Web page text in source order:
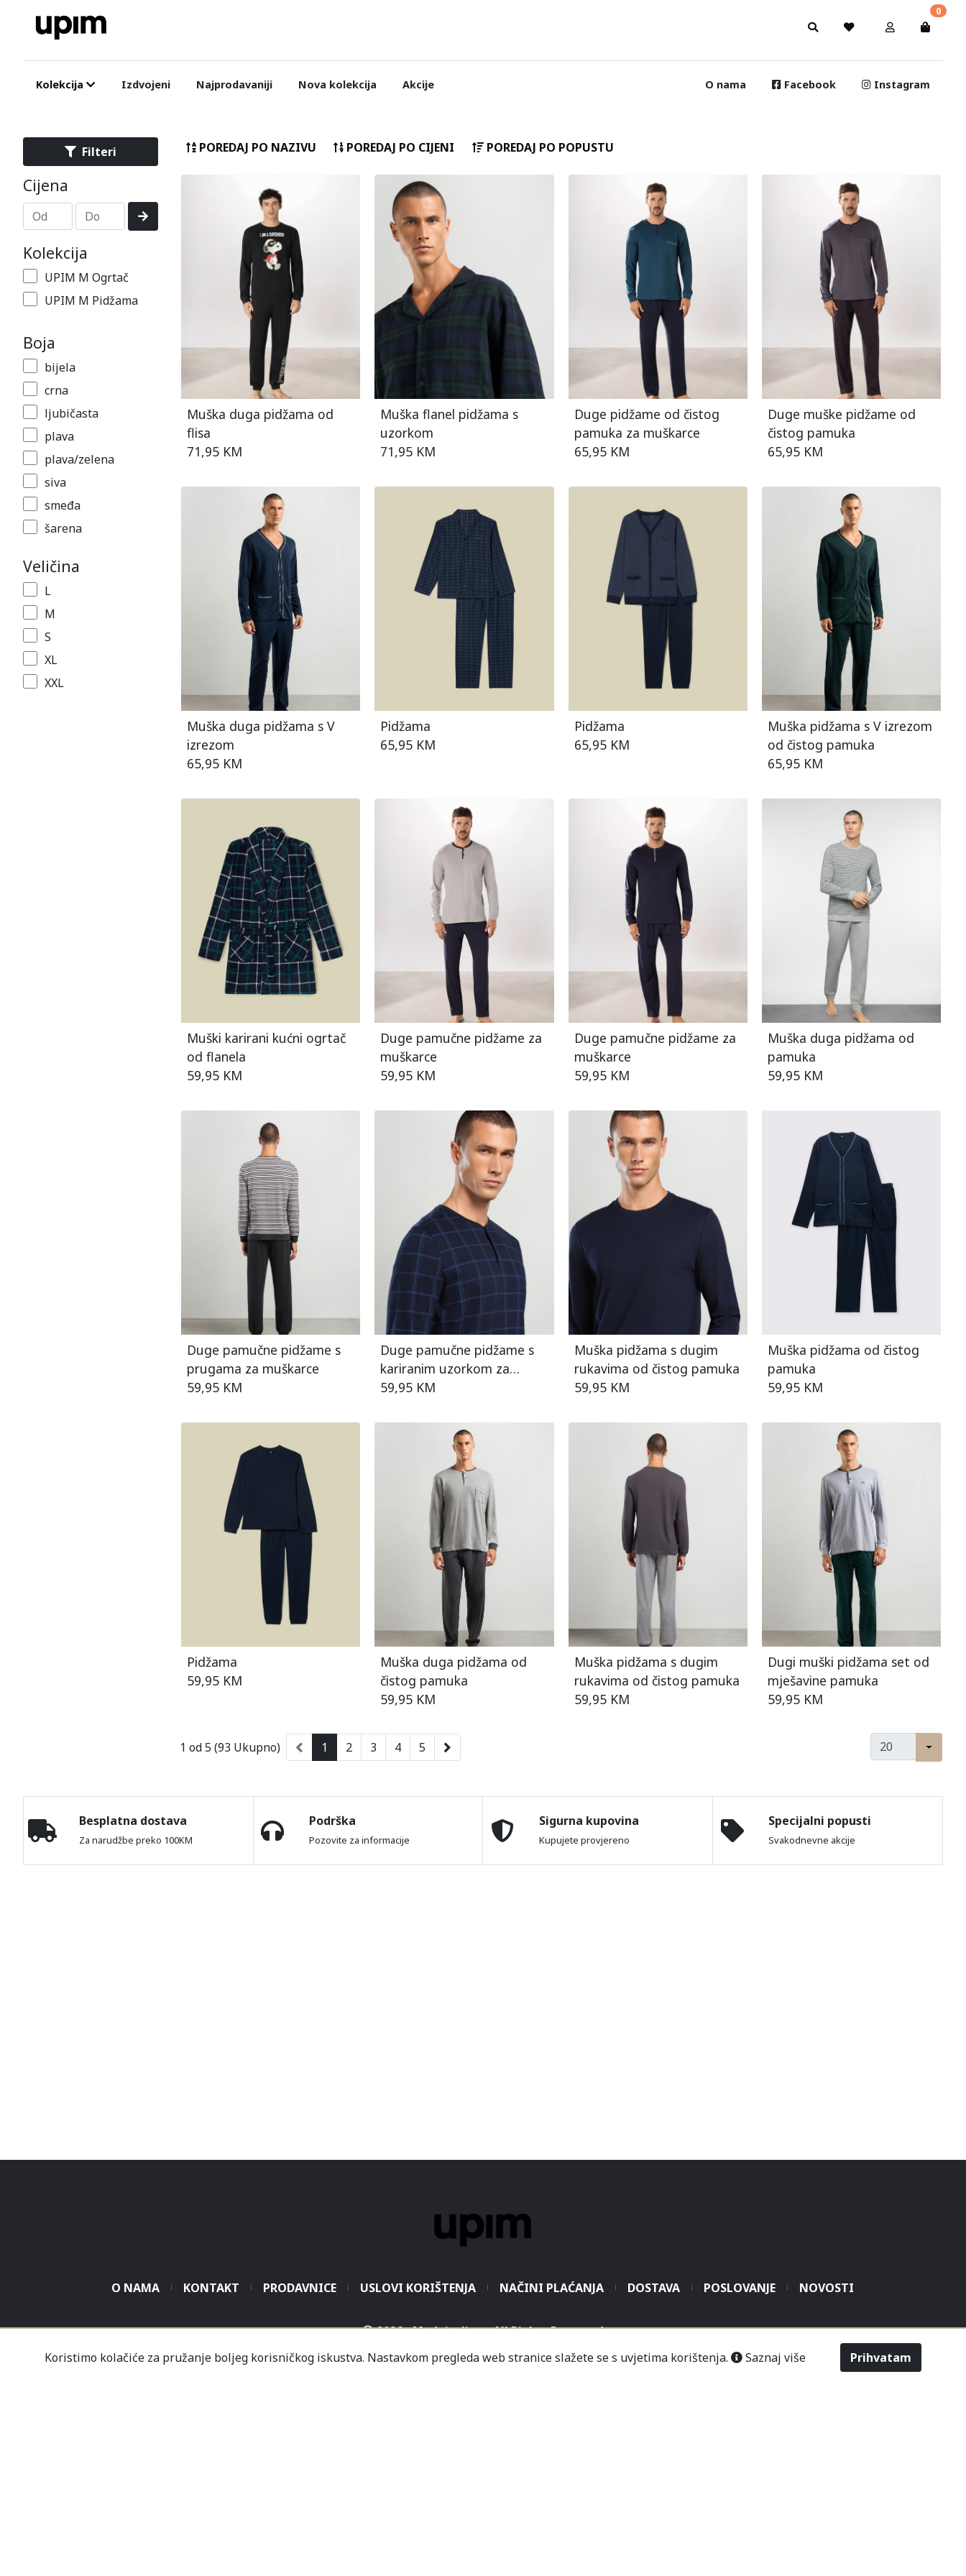
Koristimo kolačiće za pružanje boljeg korisničkog iskustva. Nastavkom pregleda web stranice slažete se s uvjetima korištenja. Saznaj više Prihvatam
0
Kolekcija Izdvojeni Najprodavaniji Nova kolekcija Akcije O nama Facebook Instagram
Filteri
Cijena
Kolekcija
UPIM M Ogrtač
UPIM M Pidžama
Boja
bijela
crna
ljubičasta
plava
plava/zelena
siva
smeđa
šarena
Veličina
L
M
S
XL
XXL
POREDAJ PO NAZIVU POREDAJ PO CIJENI POREDAJ PO POPUSTU
Muška duga pidžama od
flisa
71,95 KM
Muška flanel pidžama s
uzorkom
71,95 KM
Duge pidžame od čistog
pamuka za muškarce
65,95 KM
Duge muške pidžame od
čistog pamuka
65,95 KM
Muška duga pidžama s V
izrezom
65,95 KM
Pidžama
65,95 KM
Pidžama
65,95 KM
Muška pidžama s V izrezom
od čistog pamuka
65,95 KM
Muški karirani kućni ogrtač
od flanela
59,95 KM
Duge pamučne pidžame za
muškarce
59,95 KM
Duge pamučne pidžame za
muškarce
59,95 KM
Muška duga pidžama od
pamuka
59,95 KM
Duge pamučne pidžame s
prugama za muškarce
59,95 KM
Duge pamučne pidžame s
kariranim uzorkom za
muškarce
59,95 KM
Muška pidžama s dugim
rukavima od čistog pamuka
59,95 KM
Muška pidžama od čistog
pamuka
59,95 KM
Pidžama
59,95 KM
Muška duga pidžama od
čistog pamuka
59,95 KM
Muška pidžama s dugim
rukavima od čistog pamuka
59,95 KM
Dugi muški pidžama set od
mješavine pamuka
59,95 KM
1 od 5 (93 Ukupno) 1 2 3 4 5
Besplatna dostava
Za narudžbe preko 100KM
Podrška
Pozovite za informacije
Sigurna kupovina
Kupujete provjereno
Specijalni popusti
Svakodnevne akcije
O NAMA KONTAKT PRODAVNICE USLOVI KORIŠTENJA NAČINI PLAĆANJA DOSTAVA POSLOVANJE NOVOSTI
2026 - Modaitaliana All Rights Reserved
Tvrtka Mališić MP d.o.o. - Sjedište poduzeća je unutar Prodajnog centra „Mališić“ Čitluk-Međugorje.